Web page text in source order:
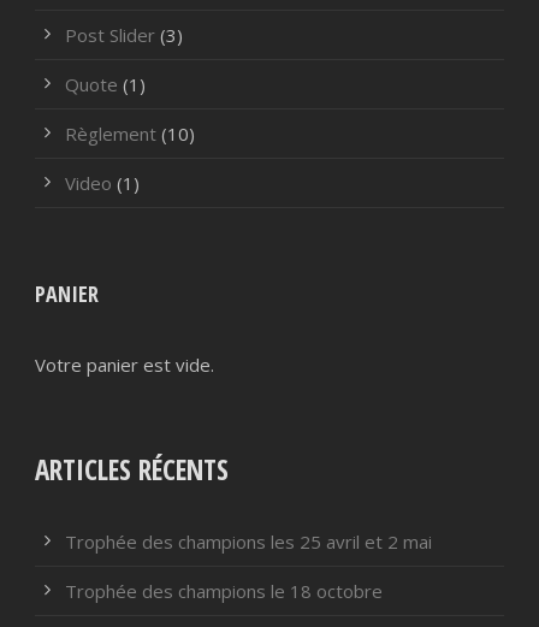
Post Slider (3)
Quote (1)
Règlement (10)
Video (1)
PANIER
Votre panier est vide.
ARTICLES RÉCENTS
Trophée des champions les 25 avril et 2 mai
Trophée des champions le 18 octobre